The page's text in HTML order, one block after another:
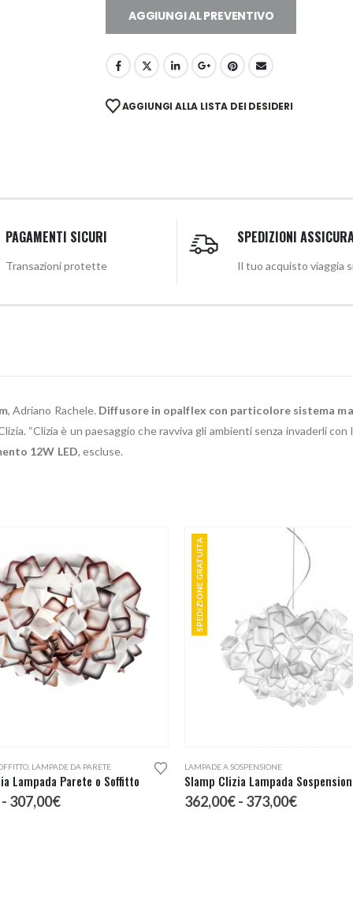
AGGIUNGI AL PREVENTIVO
AGGIUNGI ALLA LISTA DEI DESIDERI
PAGAMENTI SICURI
Transazioni protette
SPEDIZIONI
Il tuo acquisto viaggia
, Adriano Rachele. Diffusore in opalflex con particolore sistema
“Clizia è un paesaggio che ravviva gli ambienti senza invaderli con
12W LED, escluse.
LAMPADE DA PARETE
Lampada Parete o Soffitto
- 307,00€Fascia
SPEDIZIONE GRATUITA
LAMPADE A SOSPENSIONE
Slamp Clizia Lampada
362,00€- 373,00€Fascia